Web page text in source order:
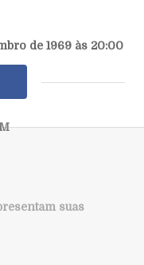
de 1969 às 20:00
suas